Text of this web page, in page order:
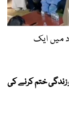
میں ایک
زندگی ختم کرنے کی